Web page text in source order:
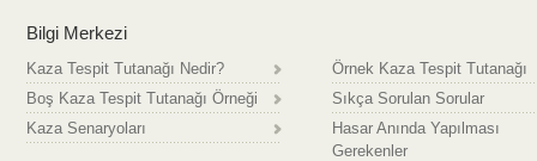
Bilgi Merkezi
Kaza Tespit Tutanağı Nedir?
Boş Kaza Tespit Tutanağı Örneği
Kaza Senaryoları
Örnek Kaza Tespit Tutanağı
Sıkça Sorulan Sorular
Hasar Anında Yapılması
Gerekenler